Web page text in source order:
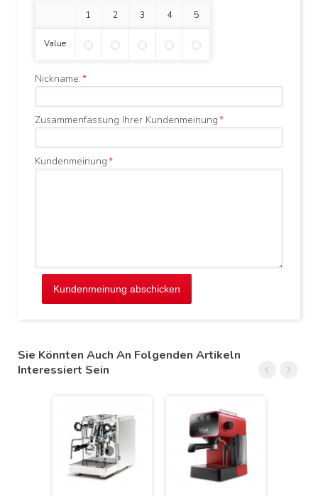
1 Stern 2 Sterne3 Sterne4 Sterne5 Sterne
Value
*
Nickname:
*
Zusammenfassung Ihrer Kundenmeinung
*
Kundenmeinung
Kundenmeinung abschicken
Sie Könnten Auch An Folgenden Artikeln
Interessiert Sein